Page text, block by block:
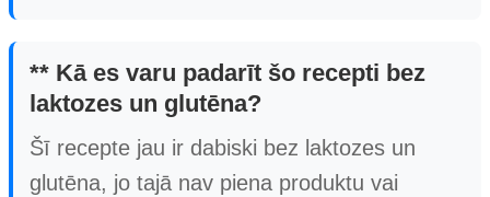
** Kā es varu padarīt šo recepti bez
laktozes un glutēna?
Šī recepte jau ir dabiski bez laktozes un
glutēna, jo tajā nav piena produktu vai